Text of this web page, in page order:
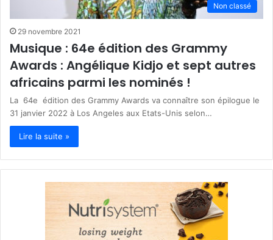
Non classé
29 novembre 2021
Musique : 64e édition des Grammy
Awards : Angélique Kidjo et sept autres
africains parmi les nominés !
La 64e édition des Grammy Awards va connaître son épilogue le
31 janvier 2022 à Los Angeles aux Etats-Unis selon…
Lire la suite »